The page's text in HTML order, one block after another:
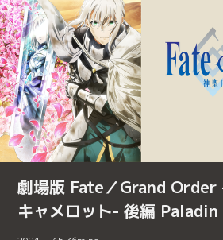
劇場版 Fate／Grand Order
キャメロット- 後編